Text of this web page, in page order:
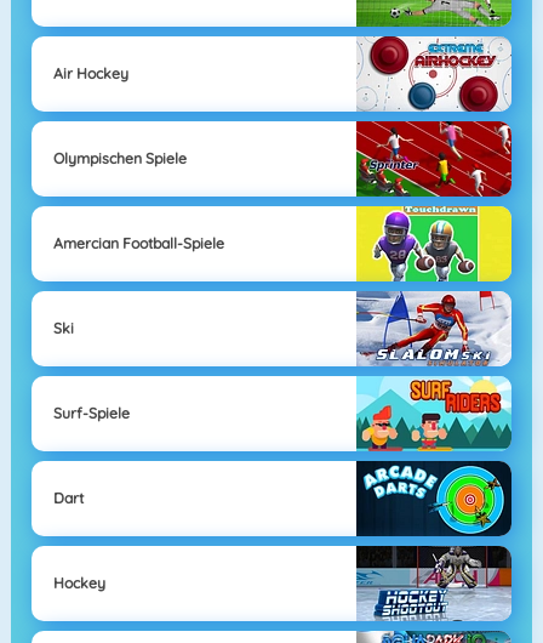
Air Hockey
Olympischen Spiele
Amercian Football-Spiele
Ski
Surf-Spiele
Dart
Hockey